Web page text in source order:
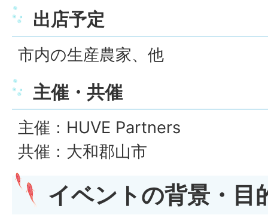
出店予定
市内の生産農家、他
主催・共催
主催：HUVE Partners
共催：大和郡山市
イベントの背景・目